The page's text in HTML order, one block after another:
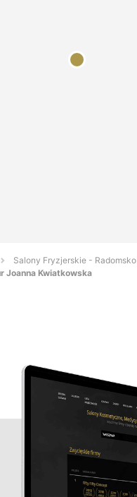
Salony Fryzjerskie - Radomsko
Joanna Kwiatkowska